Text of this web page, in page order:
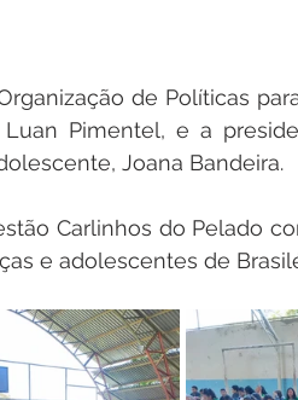
de Políticas
Pimentel, e a
Joana Bandeira.
Carlinhos do Pelado
e adolescentes de